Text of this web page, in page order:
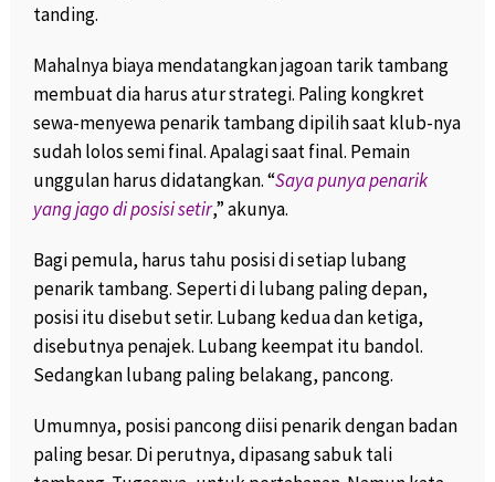
tanding.
Mahalnya biaya mendatangkan jagoan tarik tambang
membuat dia harus atur strategi. Paling kongkret
sewa-menyewa penarik tambang dipilih saat klub-nya
sudah lolos semi final. Apalagi saat final. Pemain
unggulan harus didatangkan. “Saya punya penarik
yang jago di posisi setir,” akunya.
Bagi pemula, harus tahu posisi di setiap lubang
penarik tambang. Seperti di lubang paling depan,
posisi itu disebut setir. Lubang kedua dan ketiga,
disebutnya penajek. Lubang keempat itu bandol.
Sedangkan lubang paling belakang, pancong.
Umumnya, posisi pancong diisi penarik dengan badan
paling besar. Di perutnya, dipasang sabuk tali